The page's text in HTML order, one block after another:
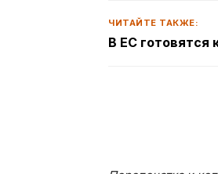
ЧИТАЙТЕ ТАКЖЕ:
В ЕС готовятся